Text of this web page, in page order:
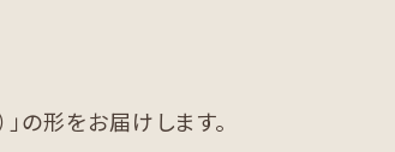
の形をお届けします。